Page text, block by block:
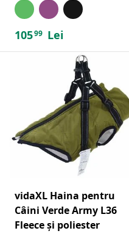
10599 Lei
vidaXL Haina pentru
Câini Verde Army L36
Fleece și poliester